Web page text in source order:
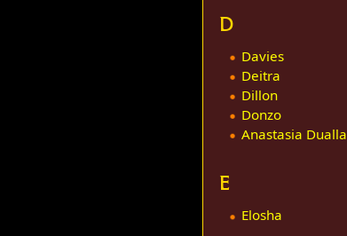
D
Davies
Deitra
Dillon
Donzo
Anastasia Dualla
E
Elosha